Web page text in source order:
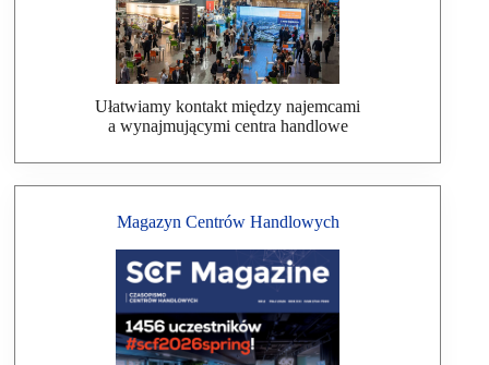
Ułatwiamy kontakt między najemcami
a wynajmującymi centra handlowe
Magazyn Centrów Handlowych